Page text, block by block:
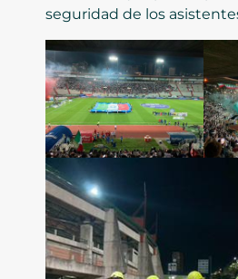
seguridad de los